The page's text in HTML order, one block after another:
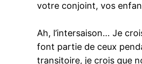
votre conjoint, vos
Ah, l’intersaison… Je
font partie de ceux
transitoire, je crois que